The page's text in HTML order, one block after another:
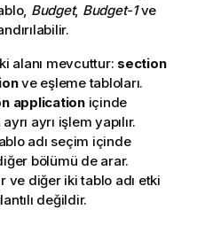
Budget, Budget-1ve
alanı mevcuttur: section
ve eşleme tabloları.
applicationiçinde
ayrı işlem yapılır.
adı seçim içinde
bölümü de arar.
ve diğer iki tablo adı etki
değildir.